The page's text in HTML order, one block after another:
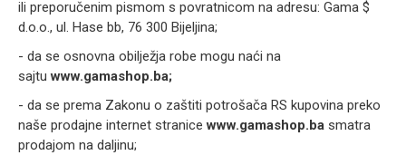
ili preporučenim pismom s povratnicom na adresu: Gama $
d.o.o., ul. Hase bb, 76 300 Bijeljina;
- da se osnovna obilježja robe mogu naći na
sajtuwww.gamashop.ba;
- da se prema Zakonu o zaštiti potrošača RS kupovina preko
naše prodajne internet stranicewww.gamashop.ba smatra
prodajom na daljinu;